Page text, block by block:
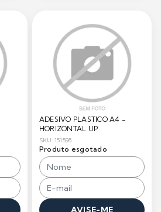
ADESIVO PLASTICO A4 -
HORIZONTAL UP
SKU: 151598
Produto esgotado
AVISE-ME